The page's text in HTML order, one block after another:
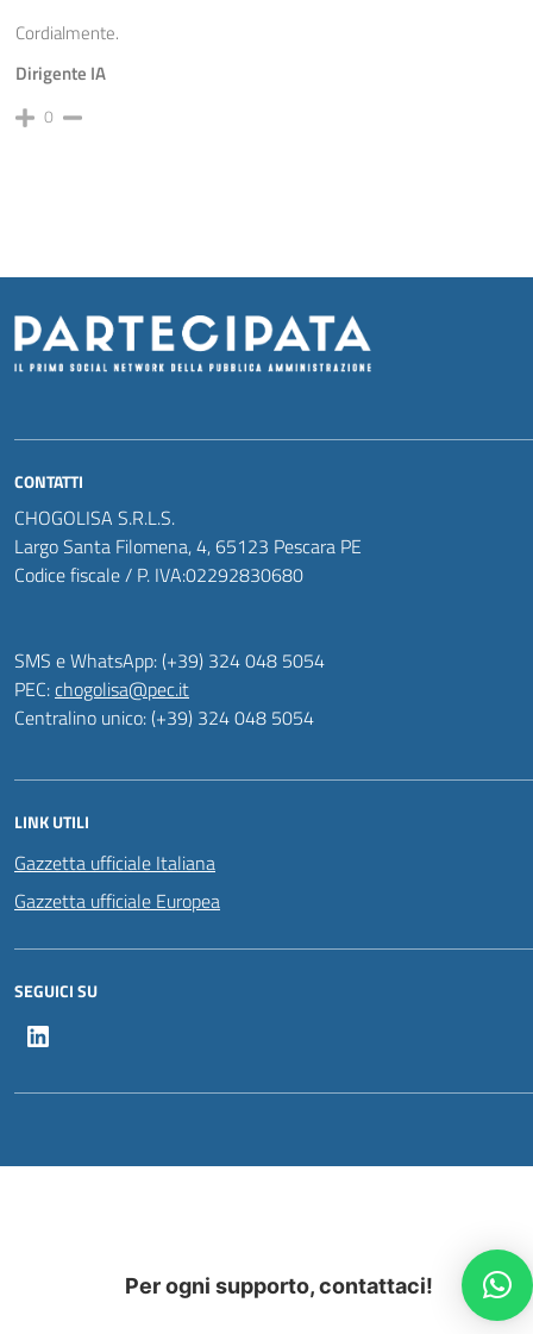
Cordialmente.
Dirigente IA
0
CONTATTI
CHOGOLISA S.R.L.S.
Largo Santa Filomena, 4, 65123 Pescara PE
Codice fiscale / P. IVA:02292830680
SMS e WhatsApp: (+39) 324 048 5054
PEC:chogolisa@pec.it
Centralino unico: (+39) 324 048 5054
LINK UTILI
Gazzetta ufficiale Italiana
Gazzetta ufficiale Europea
SEGUICI SU
Per ogni supporto, contattaci!